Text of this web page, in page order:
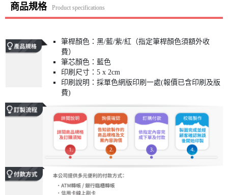
商品規格 Product specifications
筆桿顏色：黑/藍/紫/紅（指定筆桿顏色須額外收
費）
筆芯顏色：藍色
印刷尺寸：5 x 2cm
印刷說明：採單色網版印刷一處(報價已含印刷及版
費)